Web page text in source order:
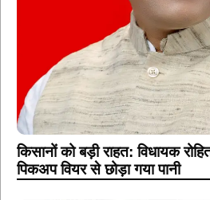
किसानों को बड़ी राहत: विधायक
पिकअप वियर से छोड़ा गया पानी